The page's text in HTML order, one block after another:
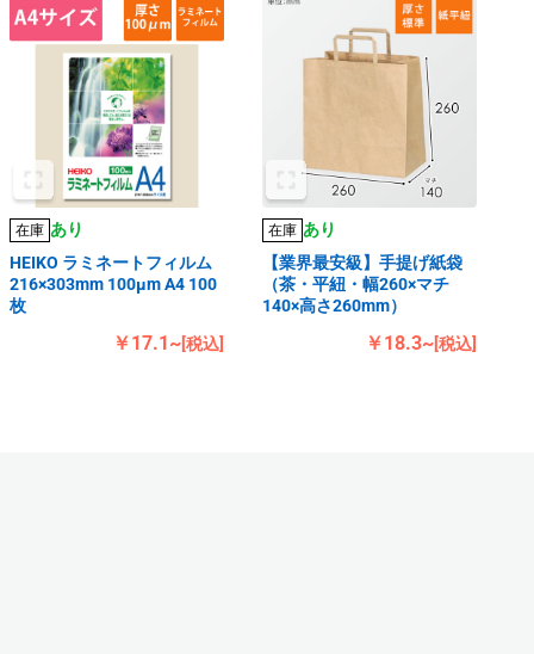
在庫 あり
HEIKO ラミネートフィルム
216×303mm 100μm A4 100
枚
￥17.1~[税込]
在庫 あり
【業界最安級】手提げ紙袋
（茶・平紐・幅260×マチ
140×高さ260mm）
￥18.3~[税込]